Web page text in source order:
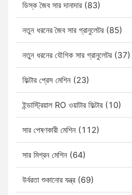
ডিস্ক জৈব সার দানাদার (83)
নতুন ধরনের জৈব সার গ্রানুলেটর (85)
নতুন ধরনের যৌগিক সার গ্রানুলেটর (37)
ফিল্টার প্রেস মেশিন (23)
ইন্ডাস্ট্রিয়াল RO ওয়াটার ফিল্টার (10)
সার পেষণকারী মেশিন (112)
সার মিশ্রন মেশিন (64)
উর্বরতা শুকানোর যন্ত্র (69)